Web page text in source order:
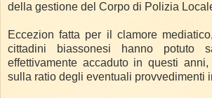
della gestione del Corpo di Polizia
Eccezion fatta per il clamore
cittadini biassonesi hanno potuto
effettivamente accaduto in questi
sulla ratio degli eventuali provvedimenti